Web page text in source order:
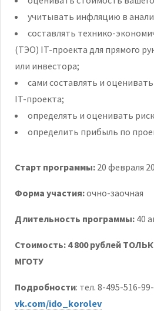
учитывать инфляцию в
составлять технико-
(ТЭО) IT-проекта для прямого
или инвестора;
сами составлять и
IT-проекта;
определять и оценивать
определить прибыль по
Старт программы: 20 февраля
Форма участия:очно-заочная
Длительность программы: 40
Стоимость: 4800 рублей
МГОТУ
Подробности: тел. 8-495-516-
vk.com/ido_korolev